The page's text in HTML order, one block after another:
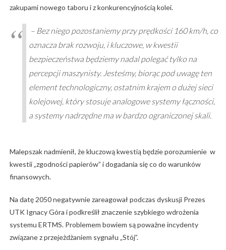
zakupami nowego taboru i z konkurencyjnością kolei.
– Bez niego pozostaniemy przy prędkości 160 km/h, co
oznacza brak rozwoju, i kluczowe, w kwestii
bezpieczeństwa będziemy nadal polegać tylko na
percepcji maszynisty. Jesteśmy, biorąc pod uwagę ten
element technologiczny, ostatnim krajem o dużej sieci
kolejowej, który stosuje analogowe systemy łączności,
a systemy nadrzędne ma w bardzo ograniczonej skali.
Malepszak nadmienił, że kluczową kwestią będzie porozumienie w
kwestii „zgodności papierów” i dogadania się co do warunków
finansowych.
Na datę 2050 negatywnie zareagował podczas dyskusji Prezes
UTK Ignacy Góra i podkreślił znaczenie szybkiego wdrożenia
systemu ERTMS. Problemem bowiem są poważne incydenty
związane z przejeżdżaniem sygnału „Stój”.